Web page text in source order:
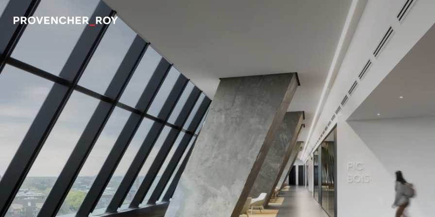
Projets
Expertise
Engagement responsable
Studio
Équipe
Prix et distinctions
Actualités